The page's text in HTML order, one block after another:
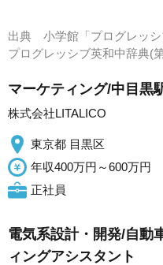
出典 小学館「プログレッシ
プログレッシブ英和中辞典
マーケティング/中目黒
株式会社LITALICO
東京都 目黒区
年収400万円～600万円
正社員
電気系設計・開発/自動
ィングアシスタント